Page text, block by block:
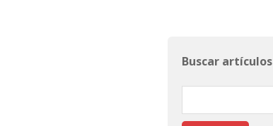
Buscar artículos